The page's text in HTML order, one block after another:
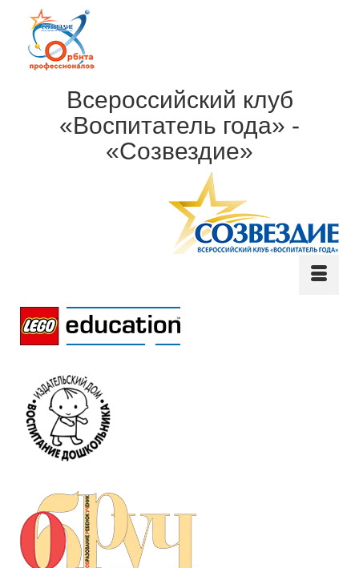
Всероссийский клуб
«Воспитатель года» -
«Созвездие»